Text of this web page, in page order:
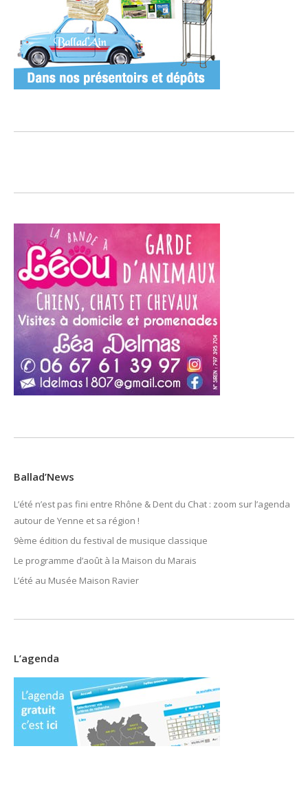
Ballad’News
L’été n’est pas fini entre Rhône & Dent du Chat : zoom sur l’agenda
autour de Yenne et sa région !
9ème édition du festival de musique classique
Le programme d’août à la Maison du Marais
L’été au Musée Maison Ravier
L’agenda